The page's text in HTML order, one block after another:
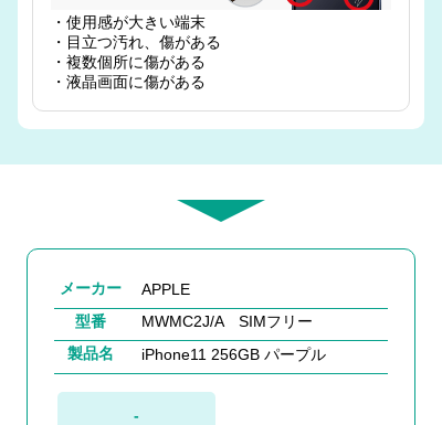
・使用感が大きい端末
・目立つ汚れ、傷がある
・複数個所に傷がある
・液晶画面に傷がある
メーカー
APPLE
型番
MWMC2J/A SIMフリー
製品名
iPhone11 256GB パープル
-